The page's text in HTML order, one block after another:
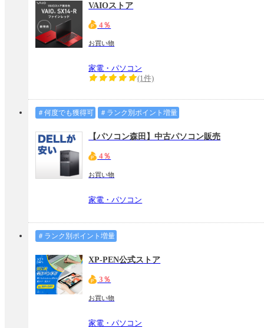
VAIOストア
4％
お買い物
家電・パソコン
(1件)
＃何度でも獲得可 ＃ランク別ポイント増量
【パソコン森田】中古パソコン販売
4％
お買い物
家電・パソコン
＃ランク別ポイント増量
XP-PEN公式ストア
3％
お買い物
家電・パソコン